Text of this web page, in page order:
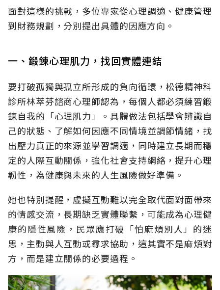
面對這樣的挑戰，多位專家從心理調適、健康管理
到財務規劃，分別提出具體的因應方向。
一、鍛鍊心理肌力，找回實體連結
要打破孤獨與孤立所形成的負向循環，松德精神科
診所林萃芬諮商心理師認為，每個人都必須練習鍛
鍊自我的「心理肌力」。具體做法包括學會辨識自
己的狀態、了解如何因應不同情境並調節情緒，找
出壓力真正的來源並學習調適，同時建立長期而穩
定的人際互動關係，強化社會支持網絡，提升心理
韌性，為健康與未來的人生風險做好準備。
她也特別提醒，虛擬互動難以完全取代面對面帶來
的情感交流，長期缺乏實體聯繫，可能成為心理健
康的隱性風險，民眾應打破「怕麻煩別人」的迷
思，主動與人互動或尋求協助，這其實不是麻煩對
方，而是建立關係的必要過程。